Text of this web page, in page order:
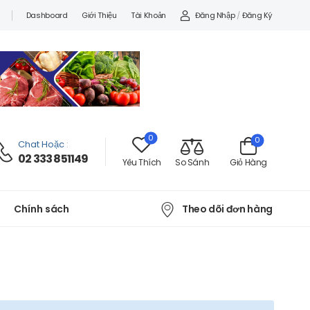
Dashboard Giới Thiệu Tài Khoản Đăng Nhập / Đăng Ký
Chat Hoặc :
02 333 851149
0
Yêu Thích So Sánh Giỏ Hàng
0
Chính sách Theo dõi đơn hàng